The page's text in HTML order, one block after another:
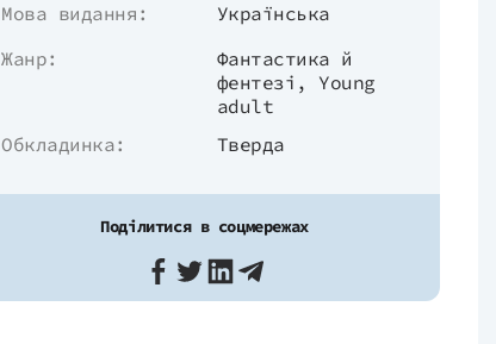
Мова видання:
Українська
Жанр:
Фантастика й
фентезі ,Young
adult
Обкладинка:
Тверда
Поділитися в соцмережах